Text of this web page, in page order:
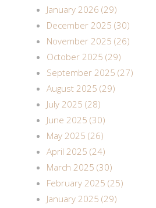
January 2026 (29)
December 2025 (30)
November 2025 (26)
October 2025 (29)
September 2025 (27)
August 2025 (29)
July 2025 (28)
June 2025 (30)
May 2025 (26)
April 2025 (24)
March 2025 (30)
February 2025 (25)
January 2025 (29)